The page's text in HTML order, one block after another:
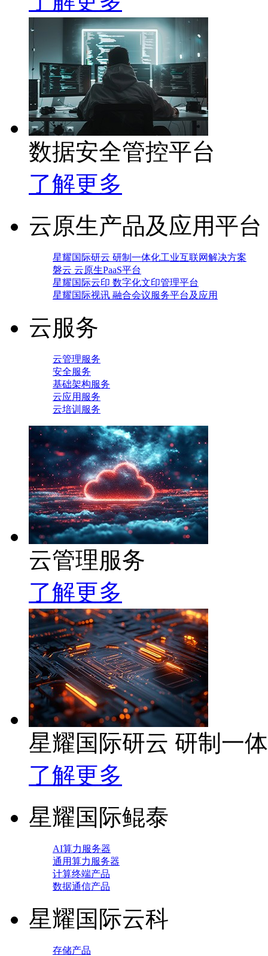
数据安全管控平台
了解更多
云原生产品及应用平台
星耀国际研云 研制一体化工业互联网解决方案
磐云 云原生PaaS平台
星耀国际云印 数字化文印管理平台
星耀国际视讯 融合会议服务平台及应用
云服务
云管理服务
安全服务
基础架构服务
云应用服务
云培训服务
云管理服务
了解更多
星耀国际研云 研制一
了解更多
星耀国际鲲泰
AI算力服务器
通用算力服务器
计算终端产品
数据通信产品
星耀国际云科
存储产品